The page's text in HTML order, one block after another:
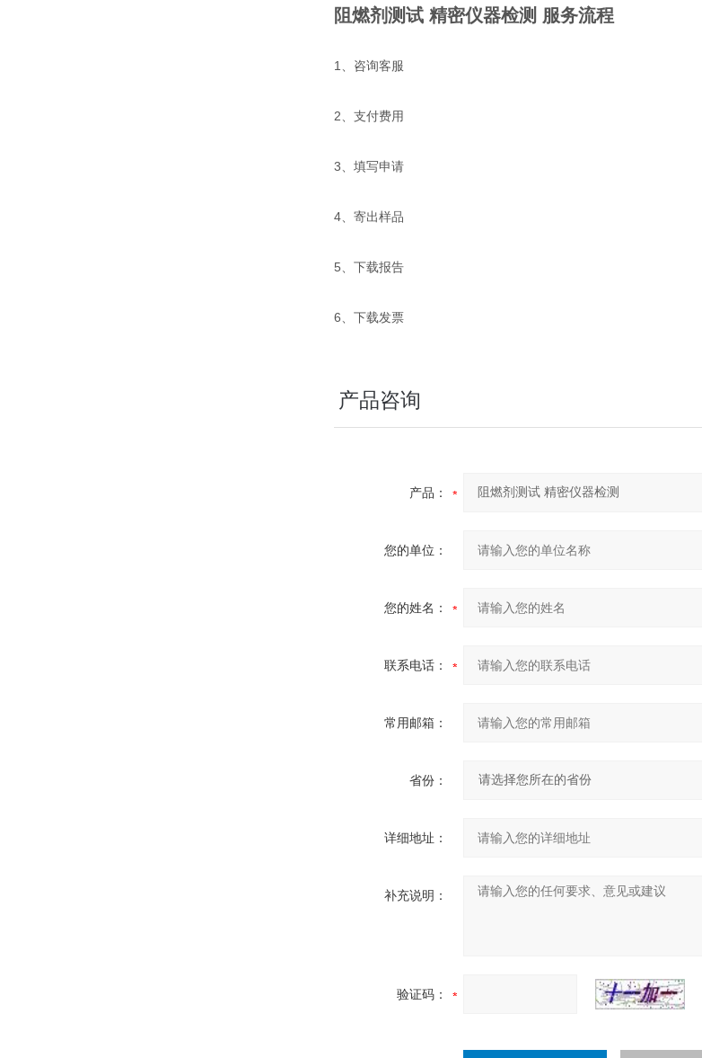
阻燃剂测试 精密仪器检测 服务流程
1、咨询客服
2、支付费用
3、填写申请
4、寄出样品
5、下载报告
6、下载发票
产品咨询
产品：
您的单位：
您的姓名：
联系电话：
常用邮箱：
省份：
详细地址：
补充说明：
验证码：